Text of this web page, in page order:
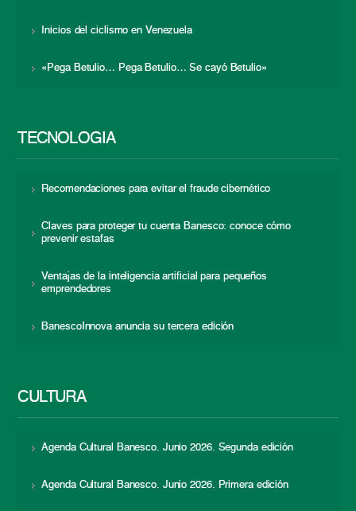
Inicios del ciclismo en Venezuela
«Pega Betulio… Pega Betulio… Se cayó Betulio»
TECNOLOGÍA
Recomendaciones para evitar el fraude cibernético
Claves para proteger tu cuenta Banesco: conoce cómo
prevenir estafas
Ventajas de la inteligencia artificial para pequeños
emprendedores
BanescoInnova anuncia su tercera edición
CULTURA
Agenda Cultural Banesco. Junio 2026. Segunda edición
Agenda Cultural Banesco. Junio 2026. Primera edición